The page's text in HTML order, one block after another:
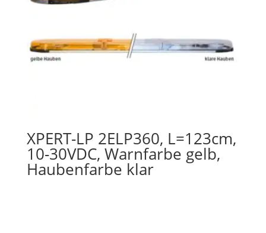
XPERT-LP 2ELP360, L=123cm,
10-30VDC, Warnfarbe gelb,
Haubenfarbe klar